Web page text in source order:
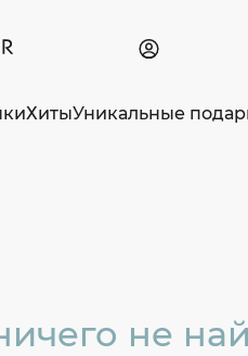
ХитыУникальные
не